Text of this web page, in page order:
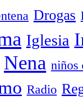
Drogas
Iglesia
Nena niños
Radio